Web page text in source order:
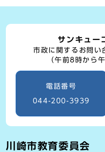
サンキュー
市政に関するお問い
（午前8時から
電話番号
044-200-3939
川崎市教育委員会